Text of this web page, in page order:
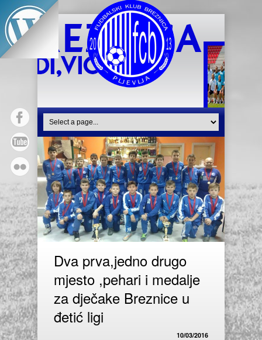
Dva prva,jedno drugo
mjesto ,pehari i medalje
za dječake Breznice u
đetić ligi
10/03/2016